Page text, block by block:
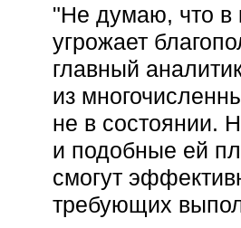
"Не думаю, что в
угрожает
главный
из
не в состоянии.
и подобные ей
смогут
требующих